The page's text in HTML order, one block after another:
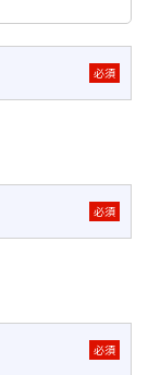
必須
必須
必須